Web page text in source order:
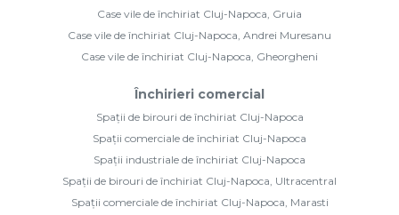
Case vile de închiriat Cluj-Napoca, Gruia
Case vile de închiriat Cluj-Napoca, Andrei Muresanu
Case vile de închiriat Cluj-Napoca, Gheorgheni
Închirieri comercial
Spații de birouri de închiriat Cluj-Napoca
Spații comerciale de închiriat Cluj-Napoca
Spații industriale de închiriat Cluj-Napoca
Spații de birouri de închiriat Cluj-Napoca, Ultracentral
Spații comerciale de închiriat Cluj-Napoca, Marasti